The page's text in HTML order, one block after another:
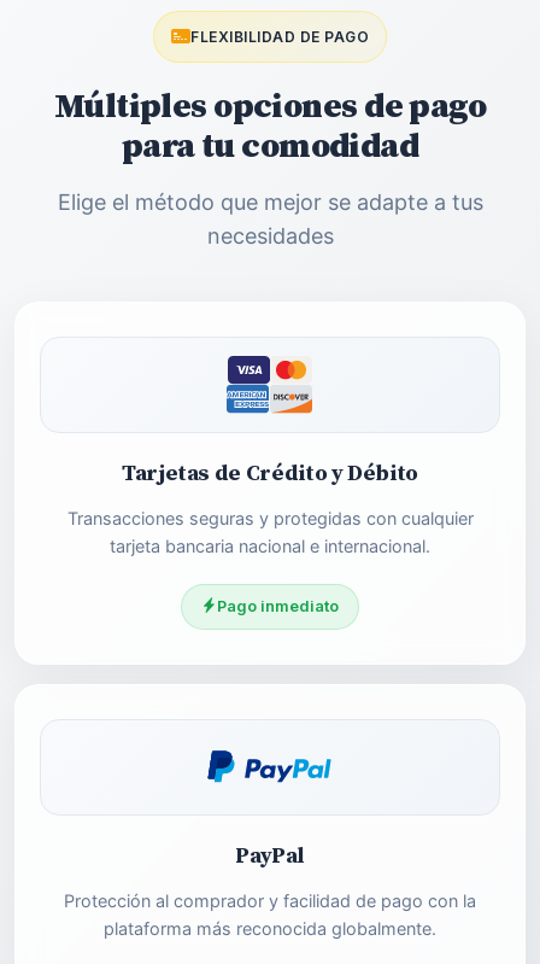
FLEXIBILIDAD DE PAGO
Múltiples opciones de pago
para tu comodidad
Elige el método que mejor se adapte a tus
necesidades
Tarjetas de Crédito y Débito
Transacciones seguras y protegidas con cualquier
tarjeta bancaria nacional e internacional.
Pago inmediato
PayPal
Protección al comprador y facilidad de pago con la
plataforma más reconocida globalmente.